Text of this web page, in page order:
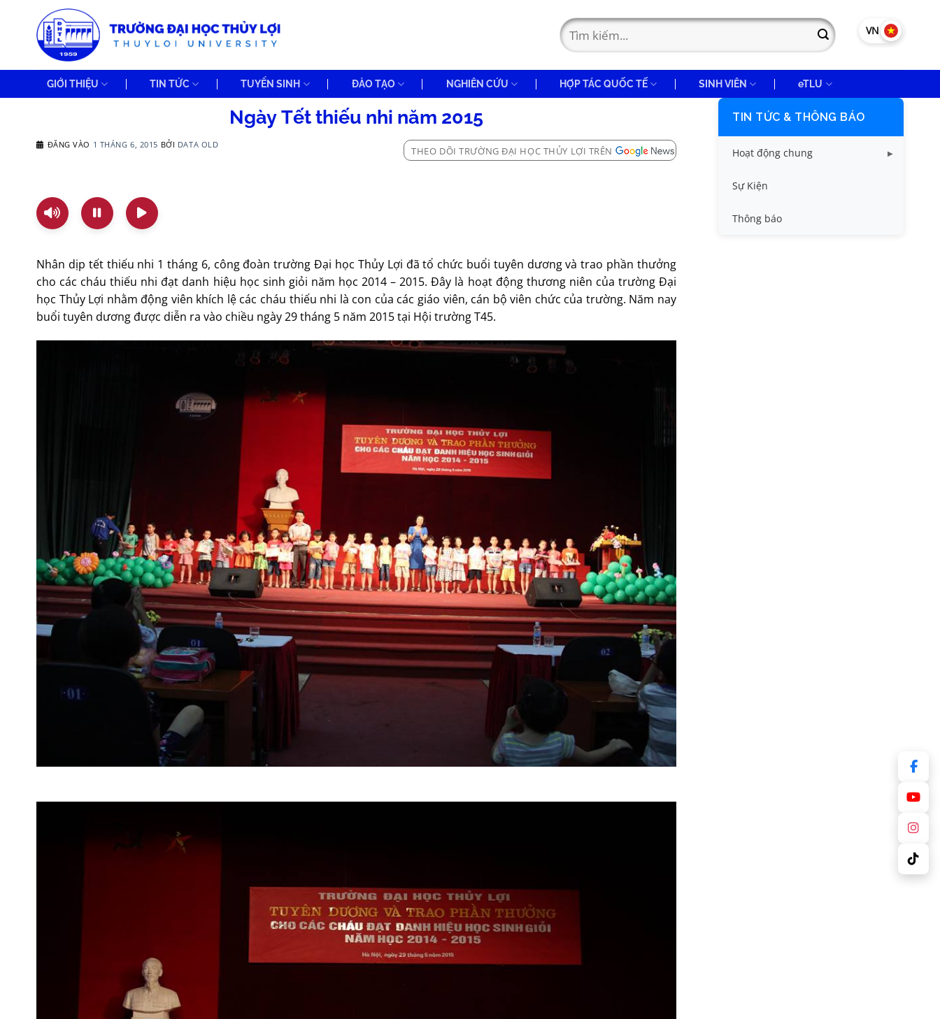
VN EN
GIỚI THIỆU TIN TỨC TUYỂN SINH ĐÀO TẠO NGHIÊN CỨU HỢP TÁC QUỐC TẾ SINH VIÊN eTLU
Ngày Tết thiếu nhi năm 2015
ĐĂNG VÀO 1 THÁNG 6, 2015 BỞI DATA OLD
THEO DÕI TRƯỜNG ĐẠI HỌC THỦY LỢI TRÊN
Nhân dịp tết thiếu nhi 1 tháng 6, công đoàn trường Đại học Thủy Lợi đã tổ chức buổi tuyên dương và trao phần thưởng
cho các cháu thiếu nhi đạt danh hiệu học sinh giỏi năm học 2014 – 2015. Đây là hoạt động thương niên của trường Đại
học Thủy Lợi nhằm động viên khích lệ các cháu thiếu nhi là con của các giáo viên, cán bộ viên chức của trường. Năm nay
buổi tuyên dương được diễn ra vào chiều ngày 29 tháng 5 năm 2015 tại Hội trường T45.
TIN TỨC & THÔNG BÁO
Hoạt động chung
Tin công tác sinh viên
Tin đào tạo
Sự Kiện
Thông báo